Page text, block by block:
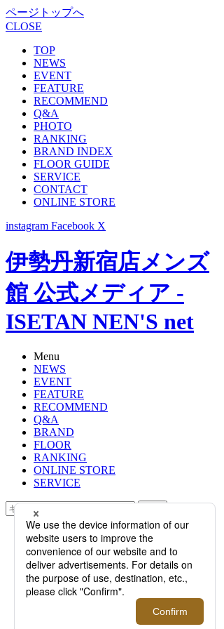
ページトップへ
CLOSE
TOP
NEWS
EVENT
FEATURE
RECOMMEND
Q&A
PHOTO
RANKING
BRAND INDEX
FLOOR GUIDE
SERVICE
CONTACT
ONLINE STORE
instagram Facebook X
伊勢丹新宿店メンズ
館 公式メディア -
ISETAN NEN'S net
Menu
NEWS
EVENT
FEATURE
RECOMMEND
Q&A
BRAND
FLOOR
RANKING
ONLINE STORE
SERVICE
TOP
PHOTO
日本酒の＜黒龍酒造＞とアイウェア
ブランド＜マツダ＞のコラボレーシ
ョンが10月26日(土)より販売開始！